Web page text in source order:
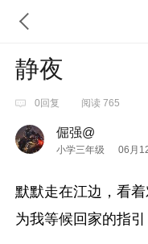
静夜
0回复 阅读 765
倔强@
小学三年级 06月
默默走在江边，看
为我等候回家的指引